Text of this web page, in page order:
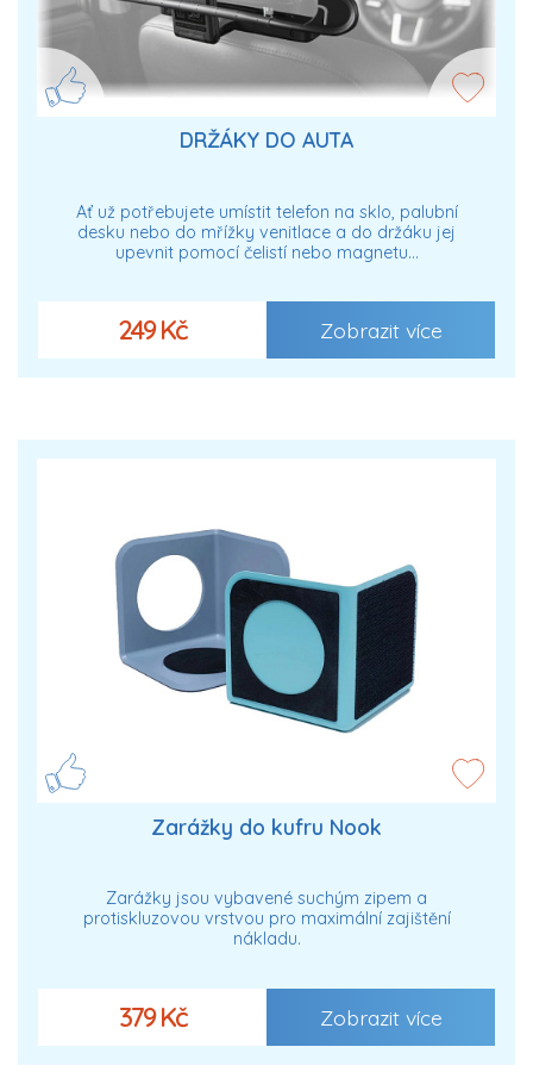
DRŽÁKY DO AUTA
Ať už potřebujete umístit telefon na sklo, palubní
desku nebo do mřížky venitlace a do držáku jej
upevnit pomocí čelistí nebo magnetu…
249 Kč Zobrazit více
Zarážky do kufru Nook
Zarážky jsou vybavené suchým zipem a
protiskluzovou vrstvou pro maximální zajištění
nákladu.
379 Kč Zobrazit více